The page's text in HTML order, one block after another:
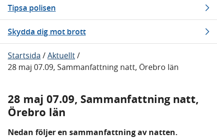
Tipsa polisen
Skydda dig mot brott
Startsida /Aktuellt/
28 maj 07.09, Sammanfattning natt, Örebro län
28 maj 07.09, Sammanfattning natt,
Örebro län
Nedan följer en sammanfattning av natten.